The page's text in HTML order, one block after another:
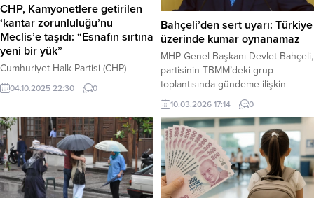
CHP, Kamyonetlere getirilen
‘kantar zorunluluğu’nu
Meclis’e taşıdı: “Esnafın sırtına
yeni bir yük”
Cumhuriyet Halk Partisi (CHP)
Genel Başkan Yardımcısı Ulaş
Karasu, 3.5 ton ve altındaki
Kasım’dan itibaren getirilecek olan
kantar (ağırlık kontrolü)
zorunluluğunu Meclis gündemine
taşıdı. Karasu, Ulaştırma ve Altyapı
Bakanı Abdulkadir Uraloğlu’na, “Zor
günler yaşayan esnafın sırtına bir
04.10.2025 22:30 0
Bahçeli’den sert uyarı: Türkiye
üzerinde kumar oynanamaz
MHP Genel Başkanı Devlet Bahçeli,
partisinin TBMM’deki grup
toplantısında gündeme ilişkin
değerlendirmelerde bulundu.
Haber Merkezi – ABD ve İsrail’in
İran’a yönelik saldırılarıyla başlayan
savaşın 11’inci gününde bilanço ve
yıkımın giderek ağırlaştığını belirten
Bahçeli, bölgede çok tehlikeli bir
gerilim sarmalının oluştuğunu
10.03.2026 17:14 0